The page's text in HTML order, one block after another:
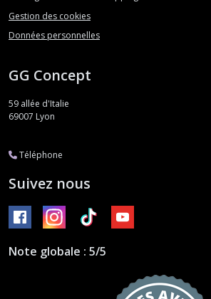
Gestion des cookies
Données personnelles
GG Concept
59 allée d'Italie
69007 Lyon
Téléphone
Suivez nous
Note globale : 5/5